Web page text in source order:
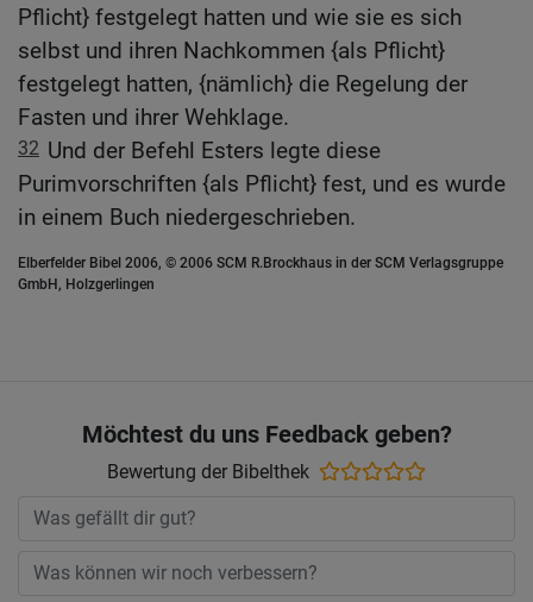
Pflicht} festgelegt hatten und wie sie es sich
selbst und ihren Nachkommen {als Pflicht}
festgelegt hatten, {nämlich} die Regelung der
Fasten und ihrer Wehklage.
32 Und der Befehl Esters legte diese
Purimvorschriften {als Pflicht} fest, und es wurde
in einem Buch niedergeschrieben.
Elberfelder Bibel 2006, © 2006 SCM R.Brockhaus in der SCM Verlagsgruppe
GmbH, Holzgerlingen
Möchtest du uns Feedback geben?
Bewertung der Bibelthek